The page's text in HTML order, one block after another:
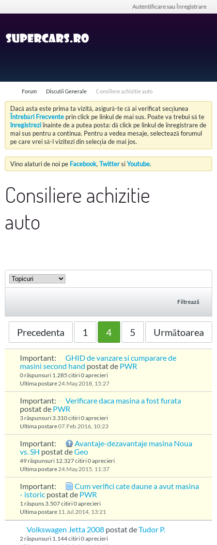
Autentificare sau Înregistrare
Forum Discutii Generale Consiliere achizitie auto
Dacă asta este prima ta vizită, asigură-te că ai verificat secțiunea
Întrebări Frecvente prin click pe linkul de mai sus. Poate va trebui să te
înregistreziînainte de a putea posta: dă click pe linkul de înregistrare de
mai sus pentru a continua. Pentru a vedea mesaje, selectează forumul
pe care vrei să-l vizitezi din selecția de mai jos.
Vino alaturi de noi pe Facebook, TwittersiYoutube.
Consiliere achizitie
auto
Filtrează
Precedenta 1 4 5 Următoarea
Important:
GHID de vanzare si cumparare de
masini second hand postat de PWR
0 răspunsuri 1.285 citiri0 aprecieri
Ultima postare 24.May.2018, 15:27
Important:
Verificare daca masina a fost furata
postat de PWR
3 răspunsuri 3.310 citiri0 aprecieri
Ultima postare07.Feb.2016, 10:23
Important:
Avantaje-dezavantaje masina Noua
vs. SH postat deGeo
49 răspunsuri 12.327 citiri0 aprecieri
Ultima postare 24.May.2015, 11:37
Important:
Cum verifici cate daune a avut masina
- istoric postat de PWR
1 răspuns 3.507 citiri0 aprecieri
Ultima postare 11.Jul.2014, 13:21
Volkswagen Jetta 2008 postat deTudor P.
2 răspunsuri 1.144 citiri0 aprecieri